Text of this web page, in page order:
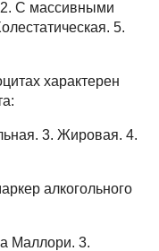
С массивными
5.
характерен
3. Жировая. 4.
алкогольного
Маллори. 3.